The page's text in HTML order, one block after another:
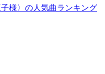
様〉の人気曲ランキング